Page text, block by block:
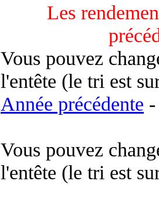
Les
Vous pouvez
l'entête (le tri est
Année précédente
Vous pouvez
l'entête (le tri est